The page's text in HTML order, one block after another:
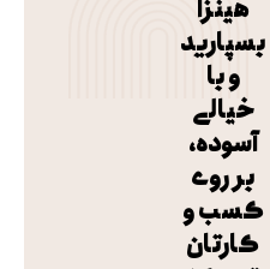
هینزا
بسپارید
و با
خیالی
آسوده،
بر روی
کسب و
کارتان